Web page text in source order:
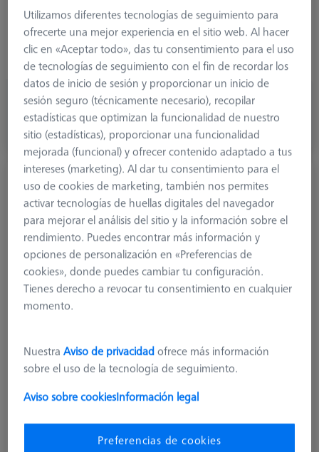
Connection Type
M3
Measuring Length
24,0 mm
Ø Shaft (DS)
Stylus Type
64,20 €
más el IVA
Disponible en breve
Palpador recto M3, DK2.5 L31
626123-5855-031
Utilizamos diferentes tecnologías de seguimiento para
ofrecerte una mejor experiencia en el sitio web. Al hacer
clic en «Aceptar todo», das tu consentimiento para el uso
de tecnologías de seguimiento con el fin de recordar los
datos de inicio de sesión y proporcionar un inicio de
sesión seguro (técnicamente necesario), recopilar
estadísticas que optimizan la funcionalidad de nuestro
sitio (estadísticas), proporcionar una funcionalidad
mejorada (funcional) y ofrecer contenido adaptado a tus
intereses (marketing). Al dar tu consentimiento para el
uso de cookies de marketing, también nos permites
activar tecnologías de huellas digitales del navegador
para mejorar el análisis del sitio y la información sobre el
rendimiento. Puedes encontrar más información y
opciones de personalización en «Preferencias de
cookies», donde puedes cambiar tu configuración.
Tienes derecho a revocar tu consentimiento en cualquier
momento.
NuestraAviso de privacidadofrece más información
sobre el uso de la tecnología de seguimiento.
Aviso sobre cookiesInformación legal
Preferencias de cookies